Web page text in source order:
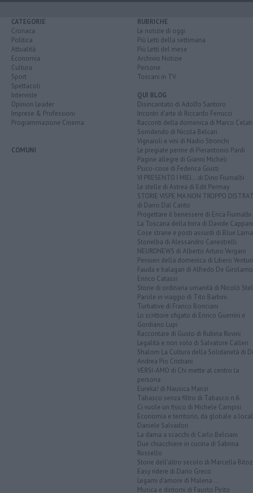
CATEGORIE
Cronaca
Politica
Attualità
Economia
Cultura
Sport
Spettacoli
Interviste
Opinion Leader
Imprese & Professioni
Programmazione Cinema
COMUNI
RUBRICHE
Le notizie di oggi
Più Letti della settimana
Più Letti del mese
Archivio Notizie
Persone
Toscani in TV
QUI BLOG
Disincantato di Adolfo Santoro
Incontri d'arte di Riccardo Ferrucci
Racconti della domenica di Marco Celati
Sorridendo di Nicola Belcari
Vignaioli e vini di Nadio Stronchi
Le pregiate penne di Pierantonio Pardi
Pagine allegre di Gianni Micheli
Psico-cose di Federica Giusti
VI PRESENTO I MIEI... di Dino Fiumalbi
Le stelle di Astrea di Edit Permay
STORIE VISPE MA NON TROPPO
di Dario Dal Canto
Progettare il benessere di Erica Fiumalbi
La Toscana della birra di Davide
Cose strane e posti assurdi di Blue Lama
Storielba di Alessandro Canestrelli
NEURONEWS di Alberto Arturo Vergani
Pensieri della domenica di Libero Venturi
Fauda e balagan di Alfredo De
Enrico Catassi
Storie di ordinaria umanità di Nicolò
Parole in viaggio di Tito Barbini
Turbative di Franco Bonciani
Lo scrittore sfigato di Enrico Guerrini e
Gordiano Lupi
Raccontare di Gusto di Rubina Rovini
Legalità e non solo di Salvatore Calleri
Shalom La Cultura della Solidarietà di
Andrea Pio Cristiani
VERSI-AMO di Chi mette al centro la
persona
Eureka! di Nausica Manzi
Tabasco senza filtro di Tabasco n.6
Ci vuole un fisico di Michele Campisi
Economia e territorio, da globale a
Daniele Salvadori
La dama a scacchi di Carlo Belciani
Due chiacchiere in cucina di Sabrina
Rossello
Storie dell'altro secolo di Marcella
Easy ridere di Dario Greco
Legami d'amore di Malena ...
Musica e dintorni di Fausto Pirìto